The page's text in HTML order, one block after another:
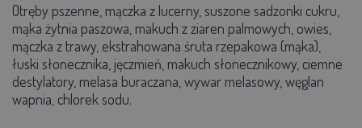
Otręby pszenne, mączka z lucerny, suszone sadzonki cukru,
mąka żytnia paszowa, makuch z ziaren palmowych, owies,
mączka z trawy, ekstrahowana śruta rzepakowa (mąka),
łuski słonecznika, jęczmień, makuch słonecznikowy, ciemne
destylatory, melasa buraczana, wywar melasowy, węglan
wapnia, chlorek sodu.